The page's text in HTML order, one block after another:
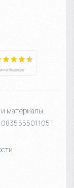
материалы